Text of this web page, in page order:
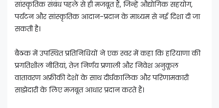
सांस्कृतिक संबंध पहले से ही मजबूत हैं, जिन्हें औद्योगिक सहयोग,
पर्यटन और सांस्कृतिक आदान-प्रदान के माध्यम से नई दिशा दी जा
सकती है।
बैठक में उपस्थित प्रतिनिधियों ने एक स्वर में कहा कि हरियाणा की
प्रगतिशील नीतियां, तेज़ निर्णय प्रणाली और निवेश अनुकूल
वातावरण अफ्रीकी देशों के साथ दीर्घकालिक और परिणामकारी
साझेदारी के लिए मजबूत आधार प्रदान करते हैं।